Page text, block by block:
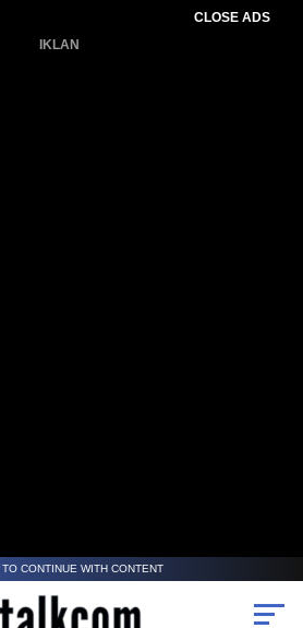
CLOSE ADS
IKLAN
CONTINUE WITH CONTENT